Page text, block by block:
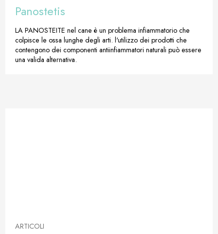
Panostetis
LA PANOSTEITE nel cane è un problema infiammatorio che
colpisce le ossa lunghe degli arti. l'utilizzo dei prodotti che
contengono dei componenti antiinfiammatori naturali può essere
una valida alternativa.
ARTICOLI